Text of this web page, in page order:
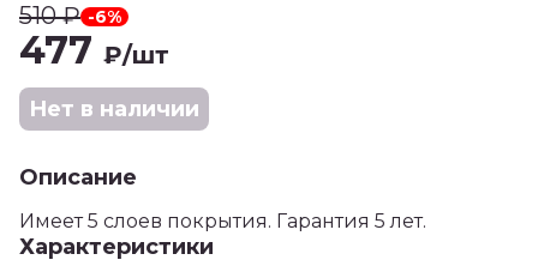
510₽ -6%
477 ₽/шт
Нет в наличии
Описание
Имеет 5 слоев покрытия. Гарантия 5 лет.
Характеристики